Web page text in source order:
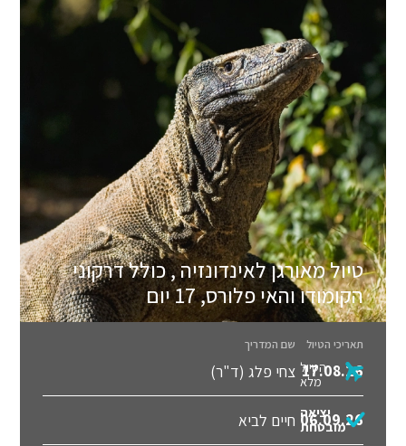
טיול מאורגן לאינדונזיה , כולל דרקוני
הקומודו והאי פלורס, 17 יום
תאריכי הטיול שם המדריך
17.08.26 צחי פלג (ד"ר) הטיול
מלא
06.09.26 חיים לביא יציאה
מובטחת